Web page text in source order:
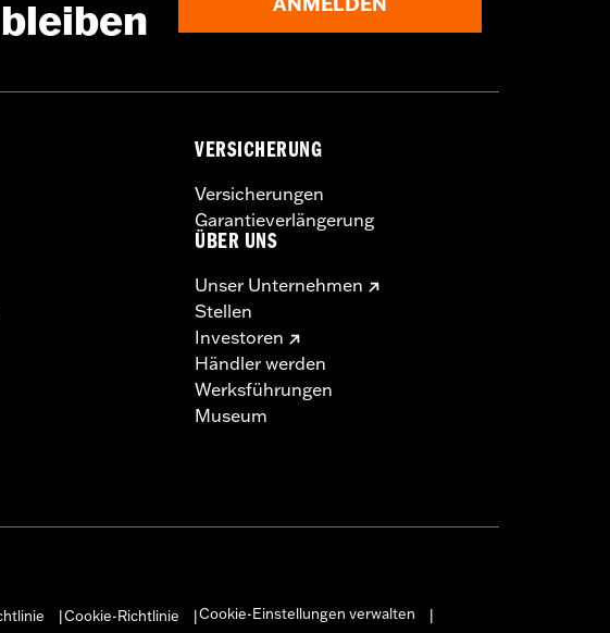
VERSICHERUNG
Versicherungen
Garantieverlängerung
ÜBER UNS
Unser Unternehmen
Stellen
Investoren
Händler werden
Werksführungen
Museum
Cookie-Richtlinie Cookie-Einstellungen verwalten